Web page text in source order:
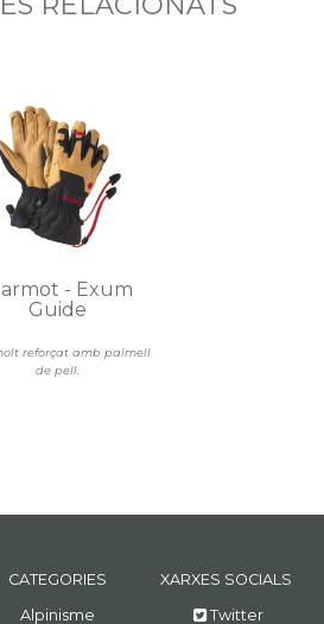
reforçat amb palmell
de pell.
- Exum
Guide
CATEGORIES
Alpinisme
XARXES SOCIALS
Twitter